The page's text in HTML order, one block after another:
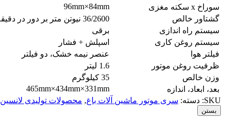
سوراخ x سکته مغزی
96mm×84mm
گشتاور خالص
36/2600 نیوتن متر بر دور در دقیقه
سیستم راه اندازی
برقی
سیستم روغن کاری
اسپلش + فشار
فیلتر هوا
عنصر نیمه خشک، دو فیلتر
ظرفیت روغن موتور
1.6 لیتر
وزن خالص
35 کیلوگرم
بعد، ابعاد، اندازه
465mm×434mm×331mm
SKU: دسته: سری موتور ماشین آلات باغ, محصولات تولیدی لانسین
بستن